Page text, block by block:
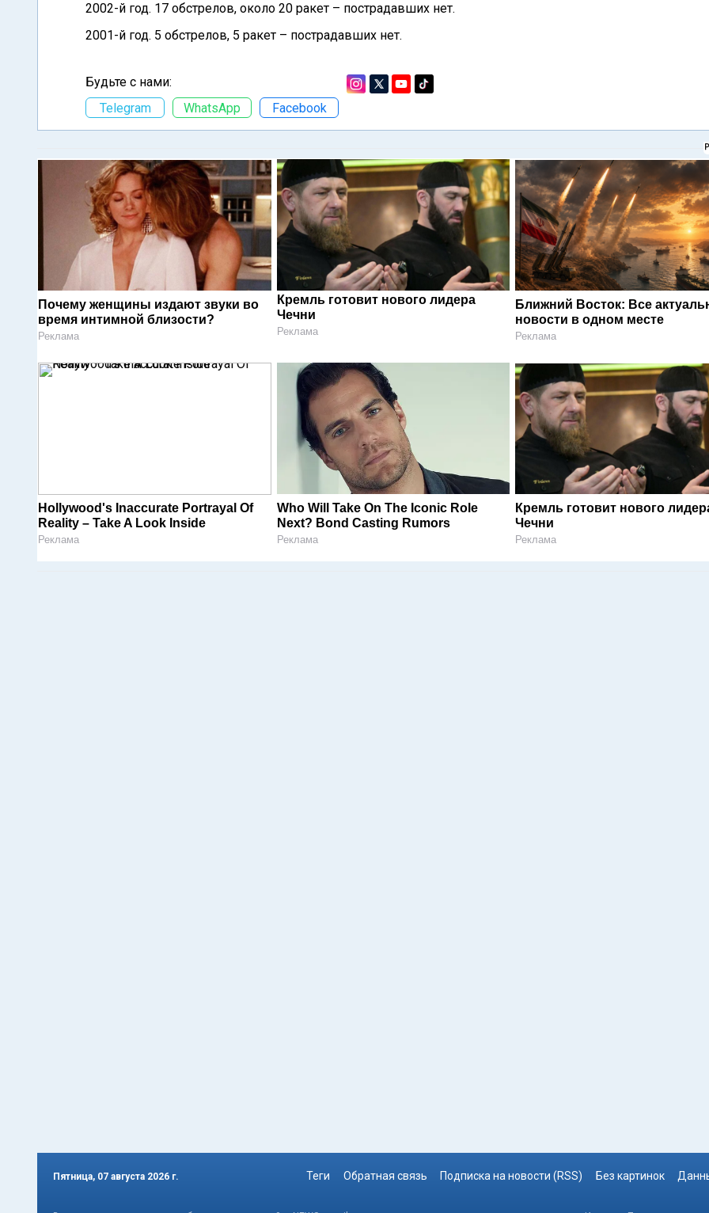
2002-й год. 17 обстрелов, около 20 ракет – пострадавших нет.
2001-й год. 5 обстрелов, 5 ракет – пострадавших нет.
Будьте с нами:
Telegram
WhatsApp Facebook
Почему женщины издают звуки во
время интимной близости?
Реклама
Кремль готовит нового лидера
Чечни
Реклама
Ближний Восток: Все
новости в одном месте
Реклама
Hollywood's Inaccurate Portrayal Of
Reality – Take A Look Inside
Реклама
Who Will Take On The Iconic Role
Next? Bond Casting Rumors
Реклама
Кремль готовит нового
Чечни
Реклама
Пятница, 07 августа 2026 г. Теги Обратная связь Подписка на новости (RSS) Без картинок